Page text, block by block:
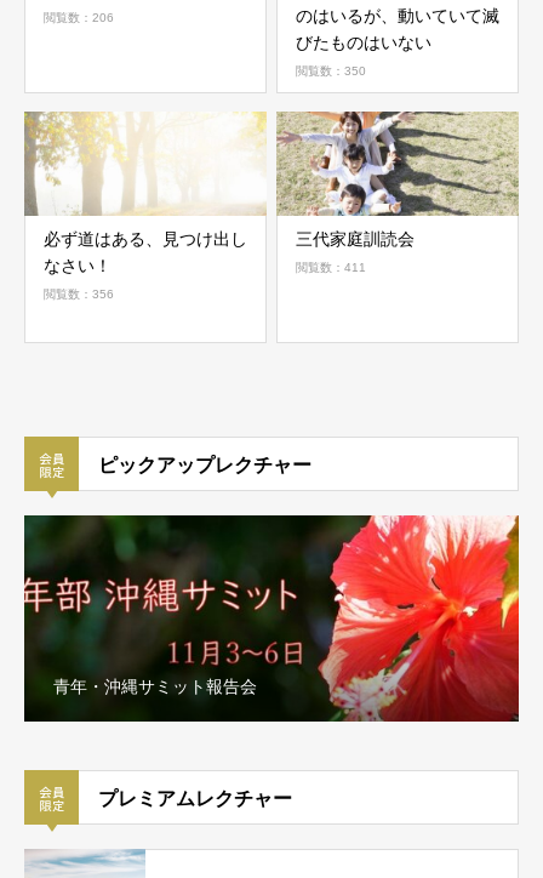
閲覧数：206
のはいるが、動いていて滅
びたものはいない
閲覧数：350
必ず道はある、見つけ出し
なさい！
閲覧数：356
三代家庭訓読会
閲覧数：411
ピックアップレクチャー
青年部 沖縄サミット（11/3-6）ダイジェスト
プレミアムレクチャー